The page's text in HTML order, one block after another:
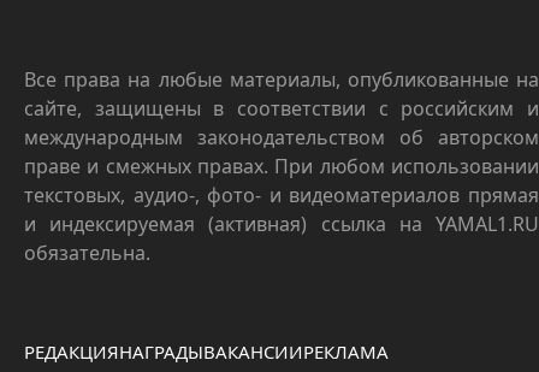
Все права на любые материалы, опубликованные на
сайте, защищены в соответствии с российским и
международным законодательством об авторском
праве и смежных правах. При любом использовании
текстовых, аудио-, фото- и видеоматериалов прямая
и индексируемая (активная) ссылка на YAMAL1.RU
обязательна.
РЕДАКЦИЯНАГРАДЫВАКАНСИИРЕКЛАМА